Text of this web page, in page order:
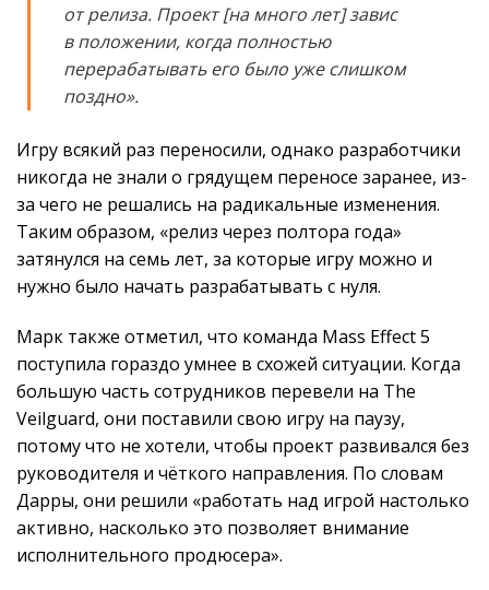
от релиза. Проект [на много лет] завис
в положении, когда полностью
перерабатывать его было уже слишком
поздно».
Игру всякий раз переносили, однако разработчики
никогда не знали о грядущем переносе заранее, из-
за чего не решались на радикальные изменения.
Таким образом, «релиз через полтора года»
затянулся на семь лет, за которые игру можно и
нужно было начать разрабатывать с нуля.
Марк также отметил, что команда Mass Effect 5
поступила гораздо умнее в схожей ситуации. Когда
большую часть сотрудников перевели на The
Veilguard, они поставили свою игру на паузу,
потому что не хотели, чтобы проект развивался без
руководителя и чёткого направления. По словам
Дарры, они решили «работать над игрой настолько
активно, насколько это позволяет внимание
исполнительного продюсера».